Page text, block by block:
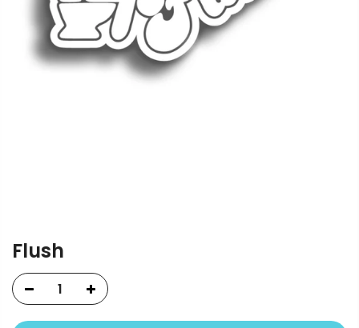
Flush